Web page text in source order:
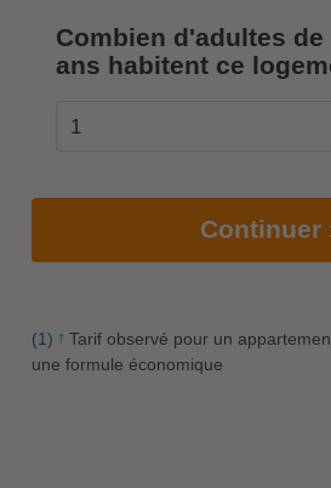
Combien d'adultes de
ans habitent ce
Continuer
(1) Tarif observé pour un
une formule économique